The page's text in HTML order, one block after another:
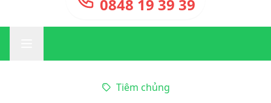
0848 19 39 39
Tiêm chủng